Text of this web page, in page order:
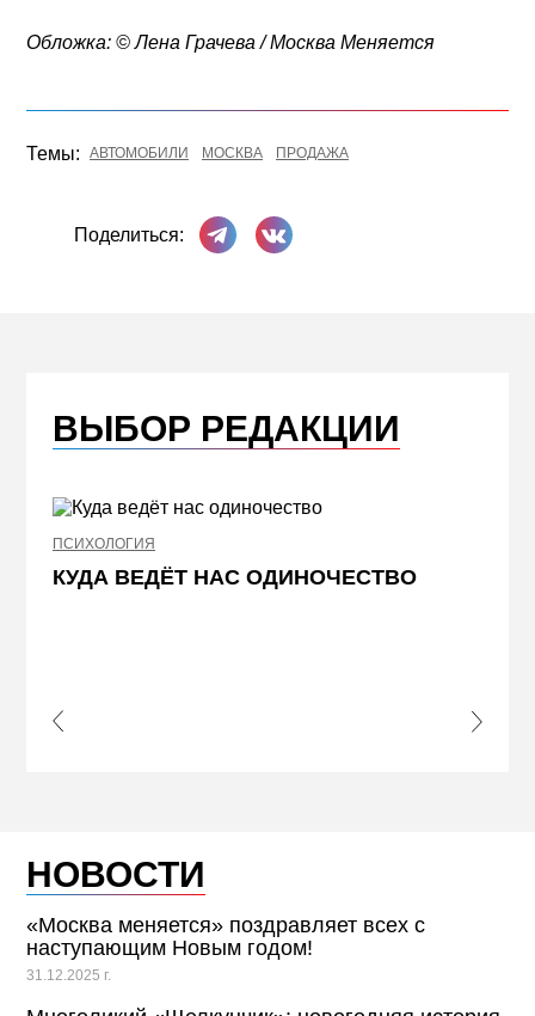
Обложка: © Лена Грачева / Москва Меняется
Темы: АВТОМОБИЛИ МОСКВА ПРОДАЖА
Поделиться:
Поделиться в Телеграме
Поделиться ВКонтакте
ВЫБОР РЕДАКЦИИ
ПСИХОЛОГИЯ
КУДА ВЕДЁТ НАС ОДИНОЧЕСТВО
Slide
Next
НОВОСТИ
«Москва меняется» поздравляет всех с
наступающим Новым годом!
31.12.2025 г.